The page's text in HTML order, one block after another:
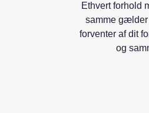
Ethvert forhold
samme gælder
forventer af dit
og